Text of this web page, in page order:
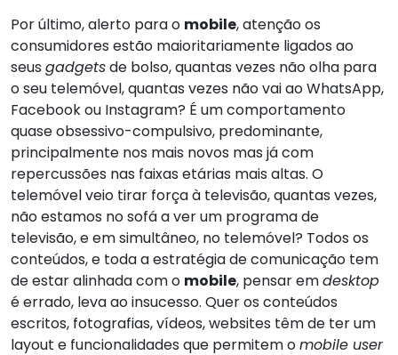
Por último, alerto para o mobile, atenção os
consumidores estão maioritariamente ligados ao
seus gadgetsde bolso, quantas vezes não olha para
o seu telemóvel, quantas vezes não vai ao WhatsApp,
Facebook ou Instagram? É um comportamento
quase obsessivo-compulsivo, predominante,
principalmente nos mais novos mas já com
repercussões nas faixas etárias mais altas. O
telemóvel veio tirar força à televisão, quantas vezes,
não estamos no sofá a ver um programa de
televisão, e em simultâneo, no telemóvel? Todos os
conteúdos, e toda a estratégia de comunicação tem
de estar alinhada com o mobile, pensar emdesktop
é errado, leva ao insucesso. Quer os conteúdos
escritos, fotografias, vídeos, websites têm de ter um
layout e funcionalidades que permitem omobile user